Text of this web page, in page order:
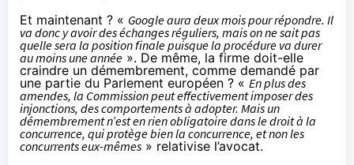
Et maintenant ? « Google aura deux mois pour répondre. Il
va donc y avoir des échanges réguliers, mais on ne sait pas
quelle sera la position finale puisque la procédure va durer
au moins une année ». De même, la firme doit-elle
craindre un démembrement, comme demandé par
une partie du Parlement européen ? « En plus des
amendes, la Commission peut effectivement imposer des
injonctions, des comportements à adopter. Mais un
démembrement n’est en rien obligatoire dans le droit à la
concurrence, qui protège bien la concurrence, et non les
concurrents eux-mêmes » relativise l’avocat.